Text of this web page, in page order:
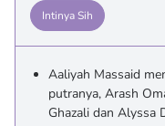
Intinya Sih
Aaliyah Massaid
putranya, Arash
Ghazali dan Alyssa